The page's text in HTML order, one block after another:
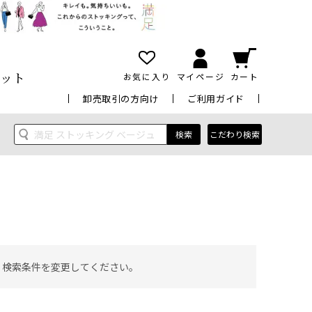
ト お気に入り マイページ カート
卸売取引の方向け ご利用ガイド
検索 こだわり検索
索条件を変更してください。